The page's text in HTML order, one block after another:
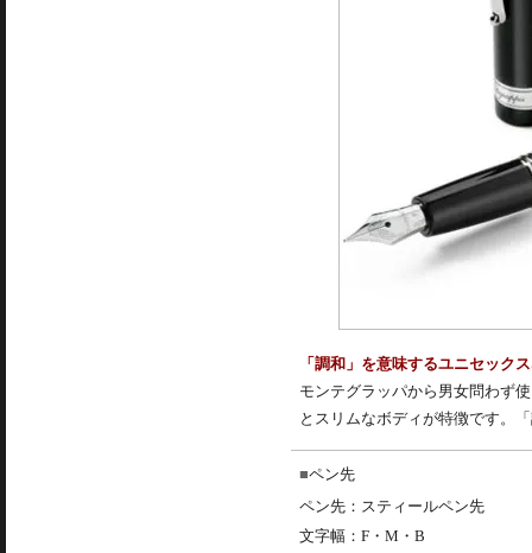
「調和」を意味するユニセック
モンテグラッパから男女問わず
とスリムなボディが特徴です。
ペン先
ペン先：スティールペン先
文字幅：F・M・B